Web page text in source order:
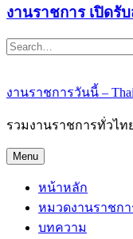
งานราชการ เปิดรั
Search
งานราชการวันนี้ –
รวมงานราชการทั่วไท
Menu
หน้าหลัก
หมวดงานราชกา
บทความ